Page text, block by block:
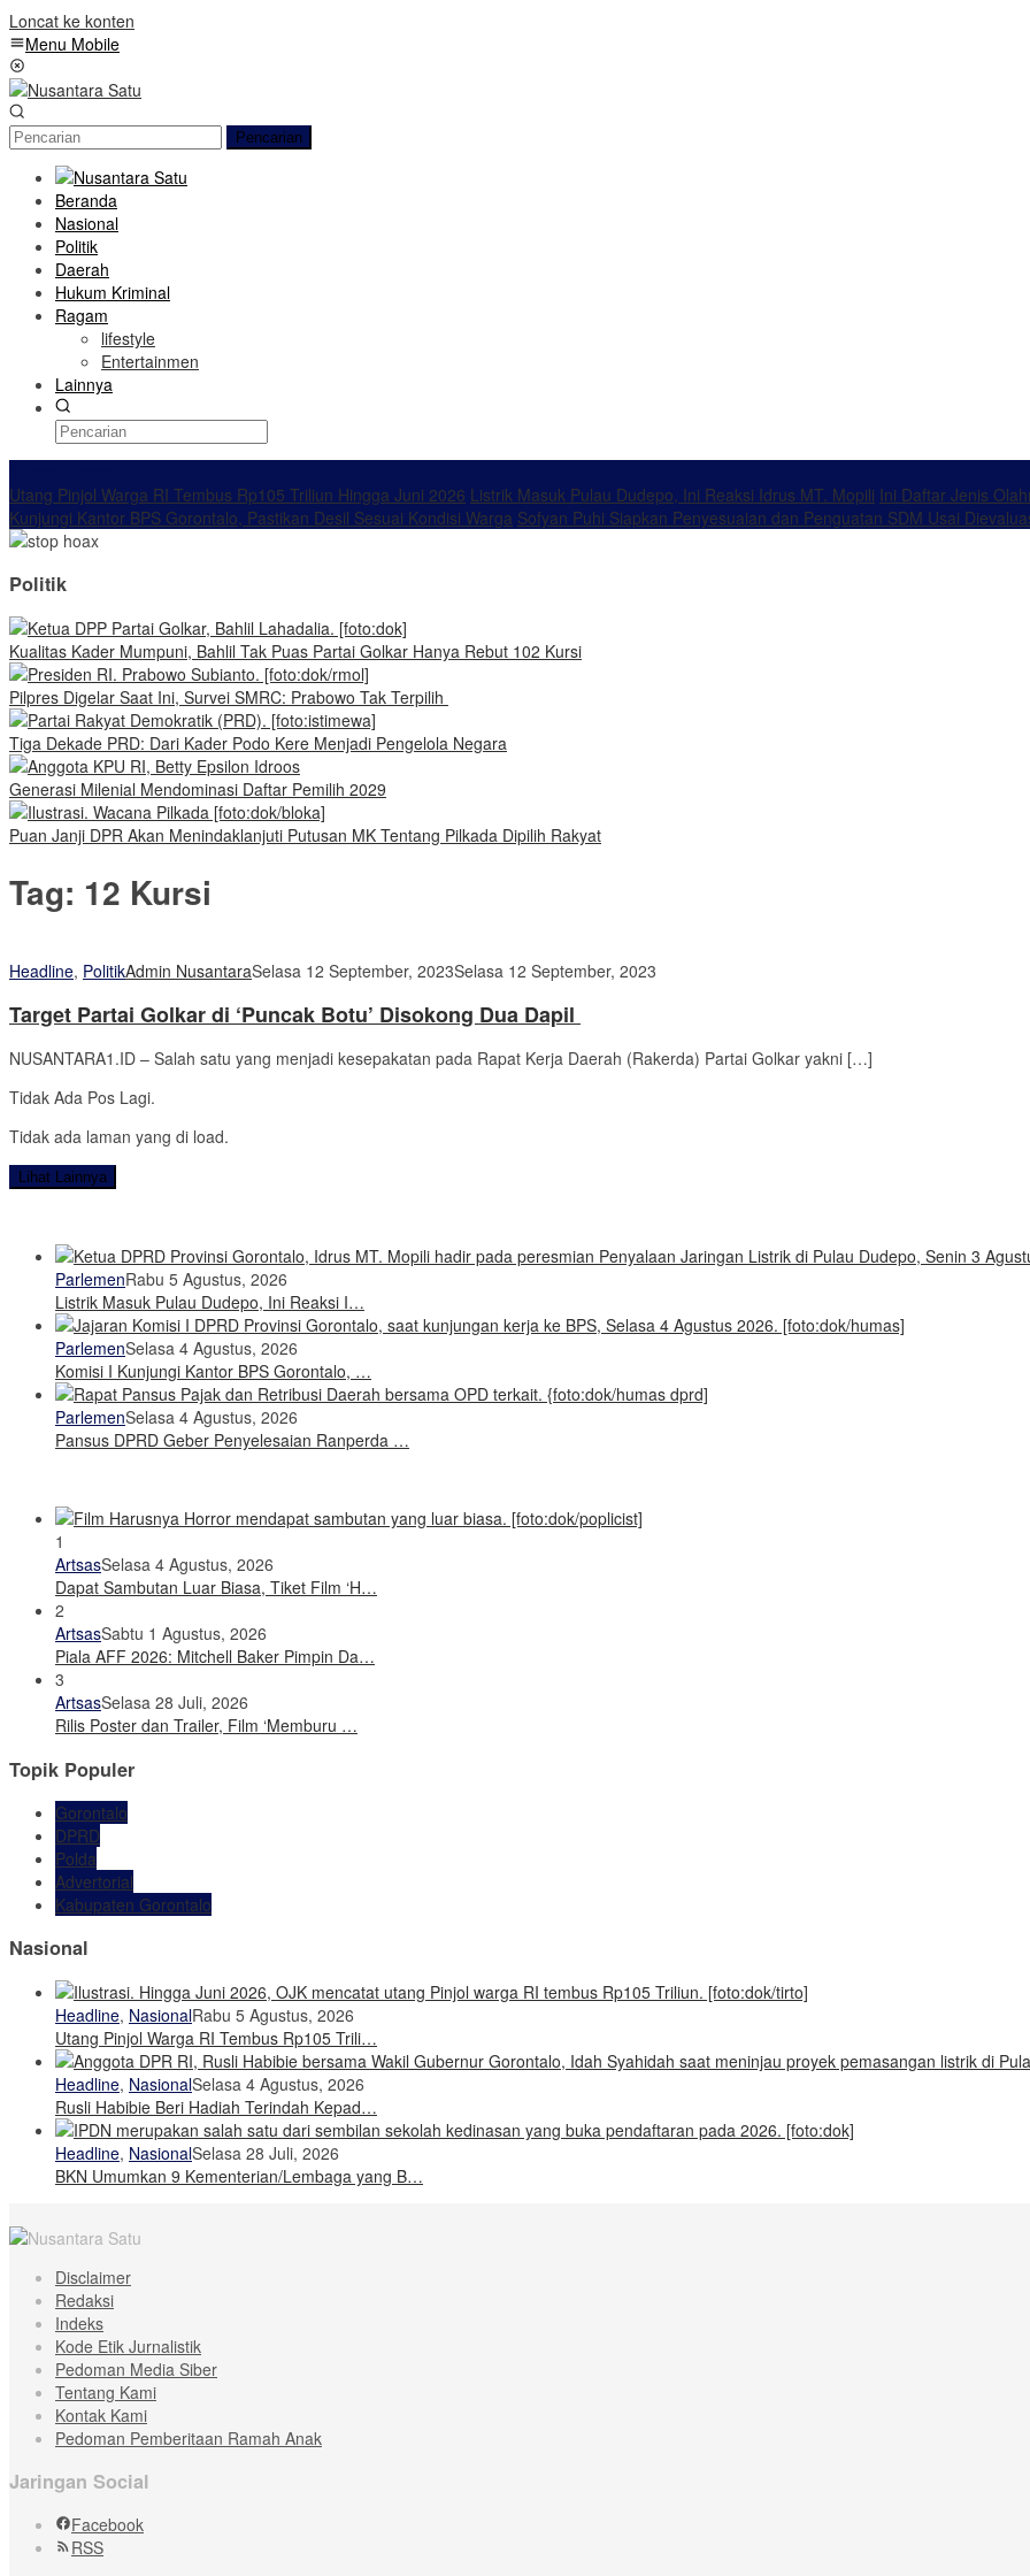
Loncat ke konten
Menu Mobile
Pencarian
Beranda
Nasional
Politik
Daerah
Hukum Kriminal
Ragam
lifestyle
Entertainmen
Lainnya
Utang Pinjol Warga RI Tembus Rp105 Triliun Hingga Juni 2026 Listrik Masuk Pulau Dudepo, Ini Reaksi Idrus MT. Mopili Ini Daftar Jenis
Kunjungi Kantor BPS Gorontalo, Pastikan Desil Sesuai Kondisi Warga Sofyan Puhi Siapkan Penyesuaian dan Penguatan SDM Usai
Politik
Kualitas Kader Mumpuni, Bahlil Tak Puas Partai Golkar Hanya Rebut 102 Kursi
Pilpres Digelar Saat Ini, Survei SMRC: Prabowo Tak Terpilih
Tiga Dekade PRD: Dari Kader Podo Kere Menjadi Pengelola Negara
Generasi Milenial Mendominasi Daftar Pemilih 2029
Puan Janji DPR Akan Menindaklanjuti Putusan MK Tentang Pilkada Dipilih Rakyat
Tag: 12 Kursi
Headline, PolitikAdmin NusantaraSelasa 12 September, 2023Selasa 12 September, 2023
Target Partai Golkar di ‘Puncak Botu’ Disokong Dua Dapil
NUSANTARA1.ID – Salah satu yang menjadi kesepakatan pada Rapat Kerja Daerah (Rakerda) Partai Golkar yakni […]
Tidak Ada Pos Lagi.
Tidak ada laman yang di load.
Lihat Lainnya
ParlemenRabu 5 Agustus, 2026
Listrik Masuk Pulau Dudepo, Ini Reaksi I…
ParlemenSelasa 4 Agustus, 2026
Komisi I Kunjungi Kantor BPS Gorontalo, …
ParlemenSelasa 4 Agustus, 2026
Pansus DPRD Geber Penyelesaian Ranperda …
1
ArtsasSelasa 4 Agustus, 2026
Dapat Sambutan Luar Biasa, Tiket Film ‘H…
2
ArtsasSabtu 1 Agustus, 2026
Piala AFF 2026: Mitchell Baker Pimpin Da…
3
ArtsasSelasa 28 Juli, 2026
Rilis Poster dan Trailer, Film ‘Memburu …
Topik Populer
Gorontalo
DPRD
Polda
Advertorial
Kabupaten Gorontalo
Nasional
Headline, NasionalRabu 5 Agustus, 2026
Utang Pinjol Warga RI Tembus Rp105 Trili…
Headline, NasionalSelasa 4 Agustus, 2026
Rusli Habibie Beri Hadiah Terindah Kepad…
Headline, NasionalSelasa 28 Juli, 2026
BKN Umumkan 9 Kementerian/Lembaga yang B…
Disclaimer
Redaksi
Indeks
Kode Etik Jurnalistik
Pedoman Media Siber
Tentang Kami
Kontak Kami
Pedoman Pemberitaan Ramah Anak
Jaringan Social
Facebook
RSS